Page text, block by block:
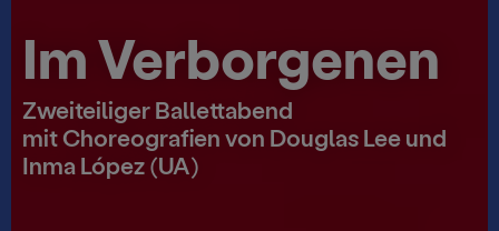
Im Verborgenen
Zweiteiliger Ballettabend
mit Choreografien von Douglas Lee und
Inma López (UA)